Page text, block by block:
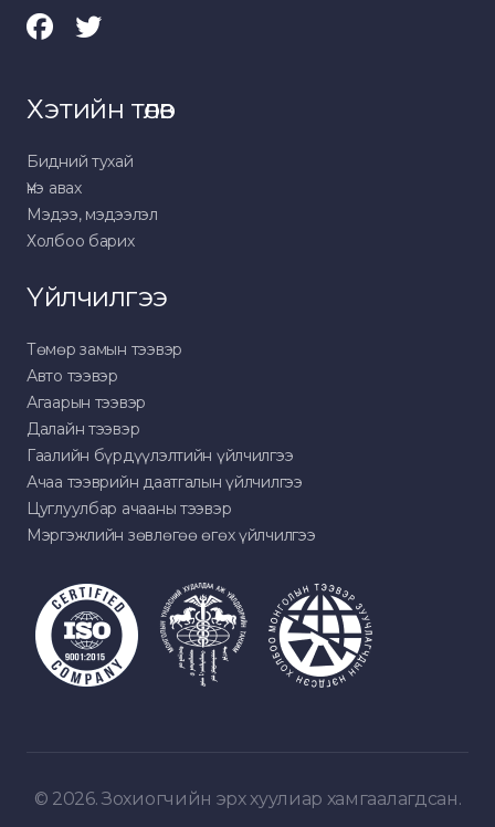
Хэтийн төлөв
Бидний тухай
Үнэ авах
Мэдээ, мэдээлэл
Холбоо барих
Үйлчилгээ
Төмөр замын тээвэр
Авто тээвэр
Агаарын тээвэр
Далайн тээвэр
Гаалийн бүрдүүлэлтийн үйлчилгээ
Ачаа тээврийн даатгалын үйлчилгээ
Цуглуулбар ачааны тээвэр
Мэргэжлийн зөвлөгөө өгөх үйлчилгээ
© 2026. Зохиогчийн эрх хуулиар хамгаалагдсан.